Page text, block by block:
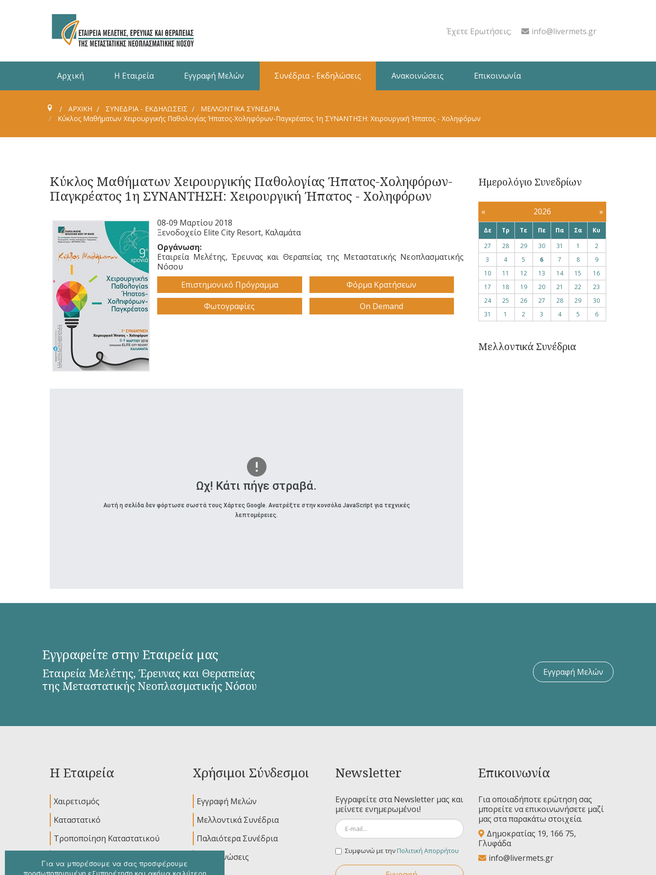
Έχετε Ερωτήσεις; info@livermets.gr
Αρχική Η Εταιρεία Εγγραφή Μελών Συνέδρια - Εκδηλώσεις Ανακοινώσεις Επικοινωνία
ΑΡΧΙΚΗ ΣΥΝΈΔΡΙΑ - ΕΚΔΗΛΏΣΕΙΣ
ΜΕΛΛΟΝΤΙΚΆ ΣΥΝΈΔΡΙΑ
Κύκλος Μαθήματων Χειρουργικής Παθολογίας Ήπατος-Χοληφόρων-Παγκρέατος 1η ΣΥΝΑΝΤΗΣΗ: Χειρουργική Ήπατος - Χοληφόρων
Κύκλος Μαθήματων Χειρουργικής Παθολογίας Ήπατος-Χοληφόρων-
Παγκρέατος 1η ΣΥΝΑΝΤΗΣΗ: Χειρουργική Ήπατος - Χοληφόρων
08-09 Μαρτίου 2018
Ξενοδοχείο Elite City Resort, Καλαμάτα
Οργάνωση:
Εταιρεία Μελέτης, Έρευνας και Θεραπείας της Μεταστατικής Νεοπλασματικής
Νόσου
Επιστημονικό Πρόγραμμα
Φόρμα Κρατήσεων
Φωτογραφίες
On Demand
Ωχ! Κάτι πήγε στραβά.
Αυτή η σελίδα δεν φόρτωσε σωστά τους Χάρτες Google. Ανατρέξτε στην κονσόλα JavaScript για τεχνικές
λεπτομέρειες.
Ημερολόγιο Συνεδρίων
« 2026 »
Δε Τρ Τε Πε Πα Σα
Κυ
27
28 29 30 31 1
2
3
4 5 6 7 8
9
10
11 12 13 14 15
16
17
18 19 20 21 22
23
24
25 26 27 28 29
30
31
1 2 3 4 5 6
Μελλοντικά Συνέδρια
Εγγραφείτε στην Εταιρεία μας
Εταιρεία Μελέτης, Έρευνας και Θεραπείας
της Μεταστατικής Νεοπλασματικής Νόσου
Εγγραφή Μελών
Η Εταιρεία
Χαιρετισμός
Καταστατικό
Τροποποίηση Καταστατικού
Χρήσιμοι Σύνδεσμοι
Εγγραφή Μελών
Μελλοντικά Συνέδρια
Παλαιότερα Συνέδρια
Ανακοινώσεις
Newsletter
Εγγραφείτε στα Newsletter μας και
μείνετε ενημερωμένοι!
Συμφωνώ με τηνΠολιτική Απορρήτου
Επικοινωνία
Για οποιαδήποτε ερώτηση σας
μπορείτε να επικοινωνήσετε μαζί
μας στα παρακάτω στοιχεία.
Δημοκρατίας 19, 166 75,
Γλυφάδα
info@livermets.gr
Για να μπορέσουμε να σας προσφέρουμε
προσωποποιημένη εξυπηρέτηση και ακόμα καλύτερη